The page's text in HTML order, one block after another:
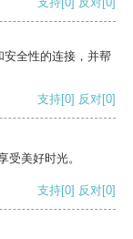
全性的连接，并帮
支持[0] 反对[0]
受美好时光。
支持[0] 反对[0]